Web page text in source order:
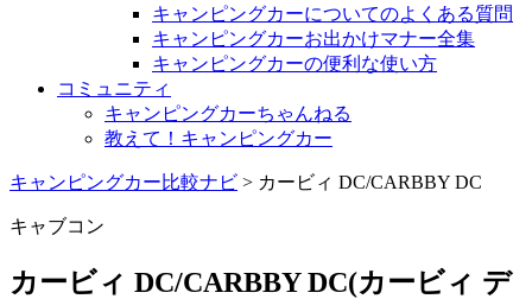
キャンピングカーについてのよくある質問
キャンピングカーお出かけマナー全集
キャンピングカーの便利な使い方
コミュニティ
キャンピングカーちゃんねる
教えて！キャンピングカー
キャンピングカー比較ナビ > カービィ DC/CARBBY DC
キャブコン
カービィ DC/CARBBY DC(カービィ デ